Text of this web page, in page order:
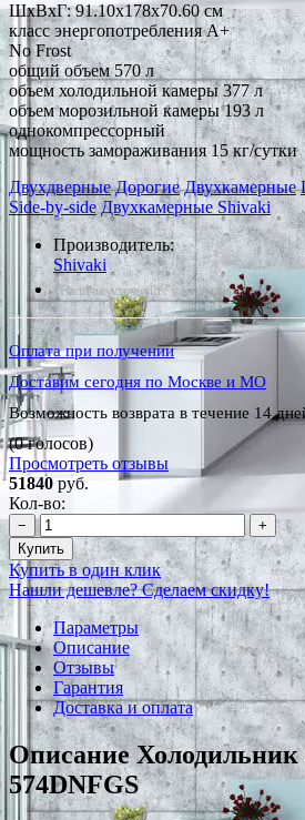
ШхВхГ: 91.10х178х70.60 см
класс энергопотребления A+
No Frost
общий объем 570 л
объем холодильной камеры 377 л
объем морозильной камеры 193 л
однокомпрессорный
мощность замораживания 15 кг/сутки
Двухдверные Дорогие Двухкамерные
Side-by-side Двухкамерные Shivaki
Производитель:
Shivaki
*Наличие уточняйте у менеджера
Оплата при получении
Доставим сегодня по Москве и МО
Возможность возврата в течение 14
(0 голосов)
Просмотреть отзывы
51840 руб.
Кол-во:
−
+
Купить
Купить в один клик
Нашли дешевле? Сделаем скидку!
Параметры
Описание
Отзывы
Гарантия
Доставка и оплата
Описание Холодильник
574DNFGS